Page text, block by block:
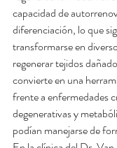
capacidad de
diferenciación, lo que
transformarse en
regenerar tejidos
convierte en una
frente a enfermedades
degenerativas y
podían manejarse de